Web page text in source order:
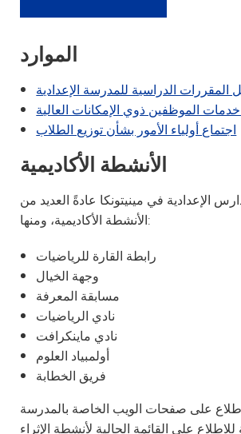
الموارد
المقررات الدراسية للمدرسة الإعدادية
الموظفين ذوي الإمكانات العالية
اجتماع أولياء الأمور بشأن توزيع الطلاب
الأنشطة الأكاديمية
الإعدادية في مينيتونكا عادةً العديد من
الأنشطة الأكاديمية، ومنها:
رابطة القارة للرياضيات
وجهة الخيال
مسابقة المعرفة
نادي الرياضيات
نادي ماينكرافت
أولمبياد العلوم
فريق الخطابة
على صفحات الويب الخاصة بالمدرسة